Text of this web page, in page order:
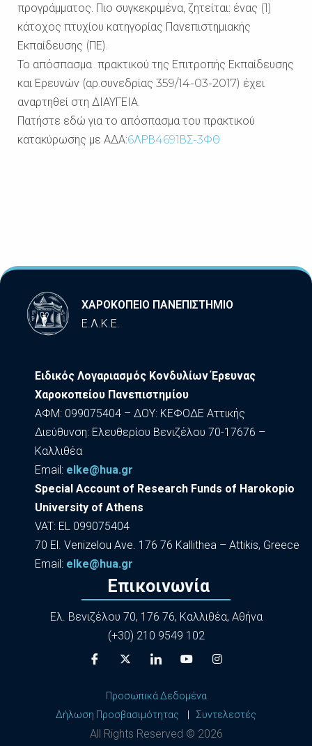
προγράμματος. Πιο συγκεκριμένα, ζητείται: ένας (1)
κάτοχος πτυχίου κατηγορίας Πανεπιστημιακής
Εκπαίδευσης (ΠΕ).
Το απόσπασμα πρακτικού της Επιτροπής Εκπαίδευσης
και Ερευνών (αρ.συνεδρίας 359/14-03-2017) έχει
αναρτηθεί στη ΔΙΑΥΓΕΙΑ.
Πατήστε εδώ για το απόσπασμα του πρακτικού
κατακύρωσης με ΑΔΑ:6ΛΡΒ4691ΒΣ-3ΦΘ
ΧΑΡΟΚΟΠΕΙΟ ΠΑΝΕΠΙΣΤΗΜΙΟ
Ε.Λ.Κ.Ε.
Ειδικός Λογαριασμός Κονδυλίων Έρευνας
Χαροκοπείου Πανεπιστημίου
ΑΦΜ: 099075404 – ΔΟΥ: ΚΕΦΟΔΕ Αττικής
Διεύθυνση: Ελευθερίου Βενιζέλου 70-17676 –
Καλλιθέα
Εmail: elke@hua.gr
Special Account of Research Funds of Harokopio
University of Athens
VAT: EL 099075404
70 El. Venizelou Ave. 176 76 Kallithea – Attikis, Greece
Εmail: elke@hua.gr
Επικοινωνία
Ελ. Βενιζέλου 70, 176 76, Καλλιθέα, Αθήνα
(+30) 210 9549 102
Προσωπικά Δεδομένα
Δήλωση Προσβασιμότητας
Συντελεστές
All Rights Reserved © 2026